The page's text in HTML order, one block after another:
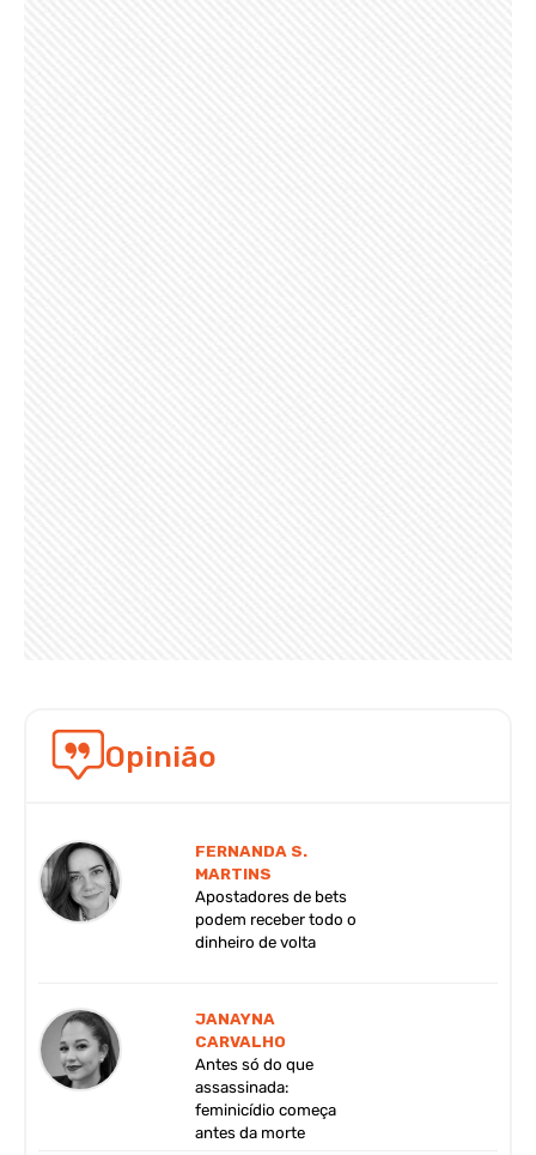
Opinião
FERNANDA S.
MARTINS
Apostadores de bets
podem receber todo o
dinheiro de volta
JANAYNA
CARVALHO
Antes só do que
assassinada:
feminicídio começa
antes da morte